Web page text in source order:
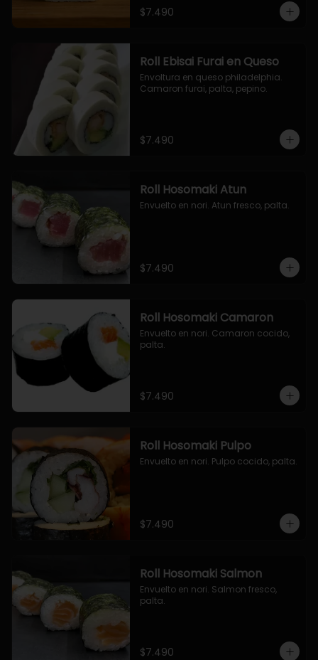
$7.490
Roll Ebisai Furai en Queso
Envoltura en queso philadelphia.
Camaron furai, palta, pepino.
$7.490
Roll Hosomaki Atun
Envuelto en nori. Atun fresco, palta.
$7.490
Roll Hosomaki Camaron
Envuelto en nori. Camaron cocido,
palta.
$7.490
Roll Hosomaki Pulpo
Envuelto en nori. Pulpo cocido, palta.
$7.490
Roll Hosomaki Salmon
Envuelto en nori. Salmon fresco,
palta.
$7.490